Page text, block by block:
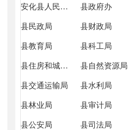
安化县人民政府2024年政府信息公开工作年度报告 县政府办
县民政局 县财政局
县教育局 县科工局
县住房和城乡建设局 县自然资源局
县交通运输局 县水利局
县林业局 县审计局
县公安局 县司法局